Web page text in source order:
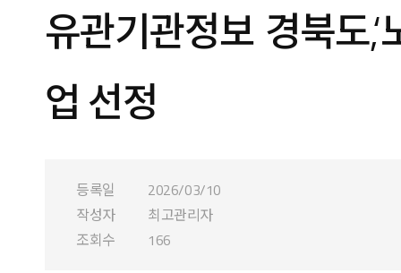
유관기관정보 경북도
업 선정
등록일
2026/03/10
작성자
최고관리자
조회수
166